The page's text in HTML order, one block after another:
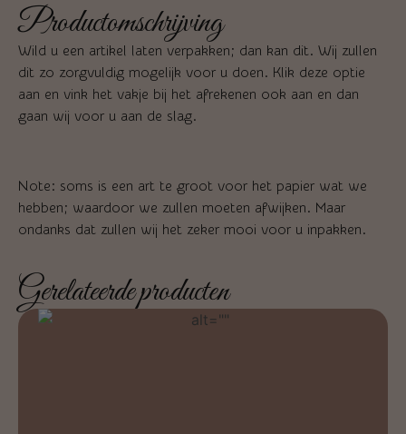
Productomschrijving
Wild u een artikel laten verpakken; dan kan dit. Wij zullen
dit zo zorgvuldig mogelijk voor u doen. Klik deze optie
aan en vink het vakje bij het afrekenen ook aan en dan
gaan wij voor u aan de slag.
Note: soms is een art te groot voor het papier wat we
hebben; waardoor we zullen moeten afwijken. Maar
ondanks dat zullen wij het zeker mooi voor u inpakken.
Gerelateerde producten